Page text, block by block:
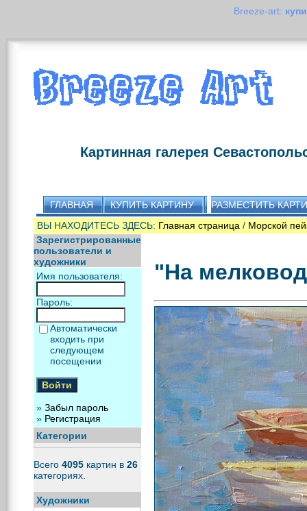
Breeze-art:
Картинная галерея
ГЛАВНАЯ КУПИТЬ КАРТИНУ
РАЗМЕСТИТЬ
ВЫ НАХОДИТЕСЬ ЗДЕСЬ: Главная страница / Морской
Зарегистрированные
пользователи и
художники
Имя пользователя:
Пароль:
Автоматически
входить при
следующем
посещении
» Забыл пароль
» Регистрация
Категории
Всего 4095 картин в 26
категориях.
Художники
"На